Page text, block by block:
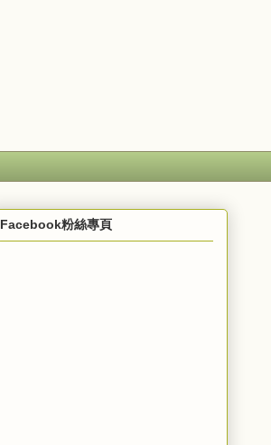
Facebook粉絲專頁